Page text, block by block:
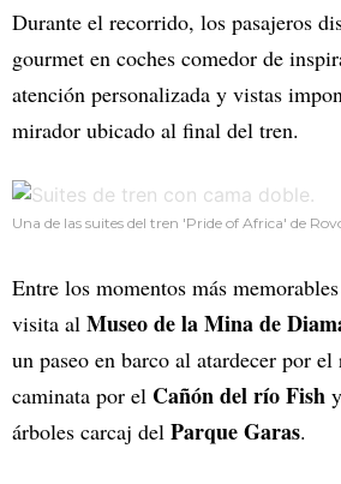
Durante el recorrido, los pasajeros
gourmet en coches comedor de
atención personalizada y vistas
mirador ubicado al final del tren.
Una de las suites del tren 'Pride of Africa' de
Entre los momentos más
visita al Museo de la Mina de
un paseo en barco al atardecer por el
caminata por el Cañón del río Fish
árboles carcaj del Parque Garas.